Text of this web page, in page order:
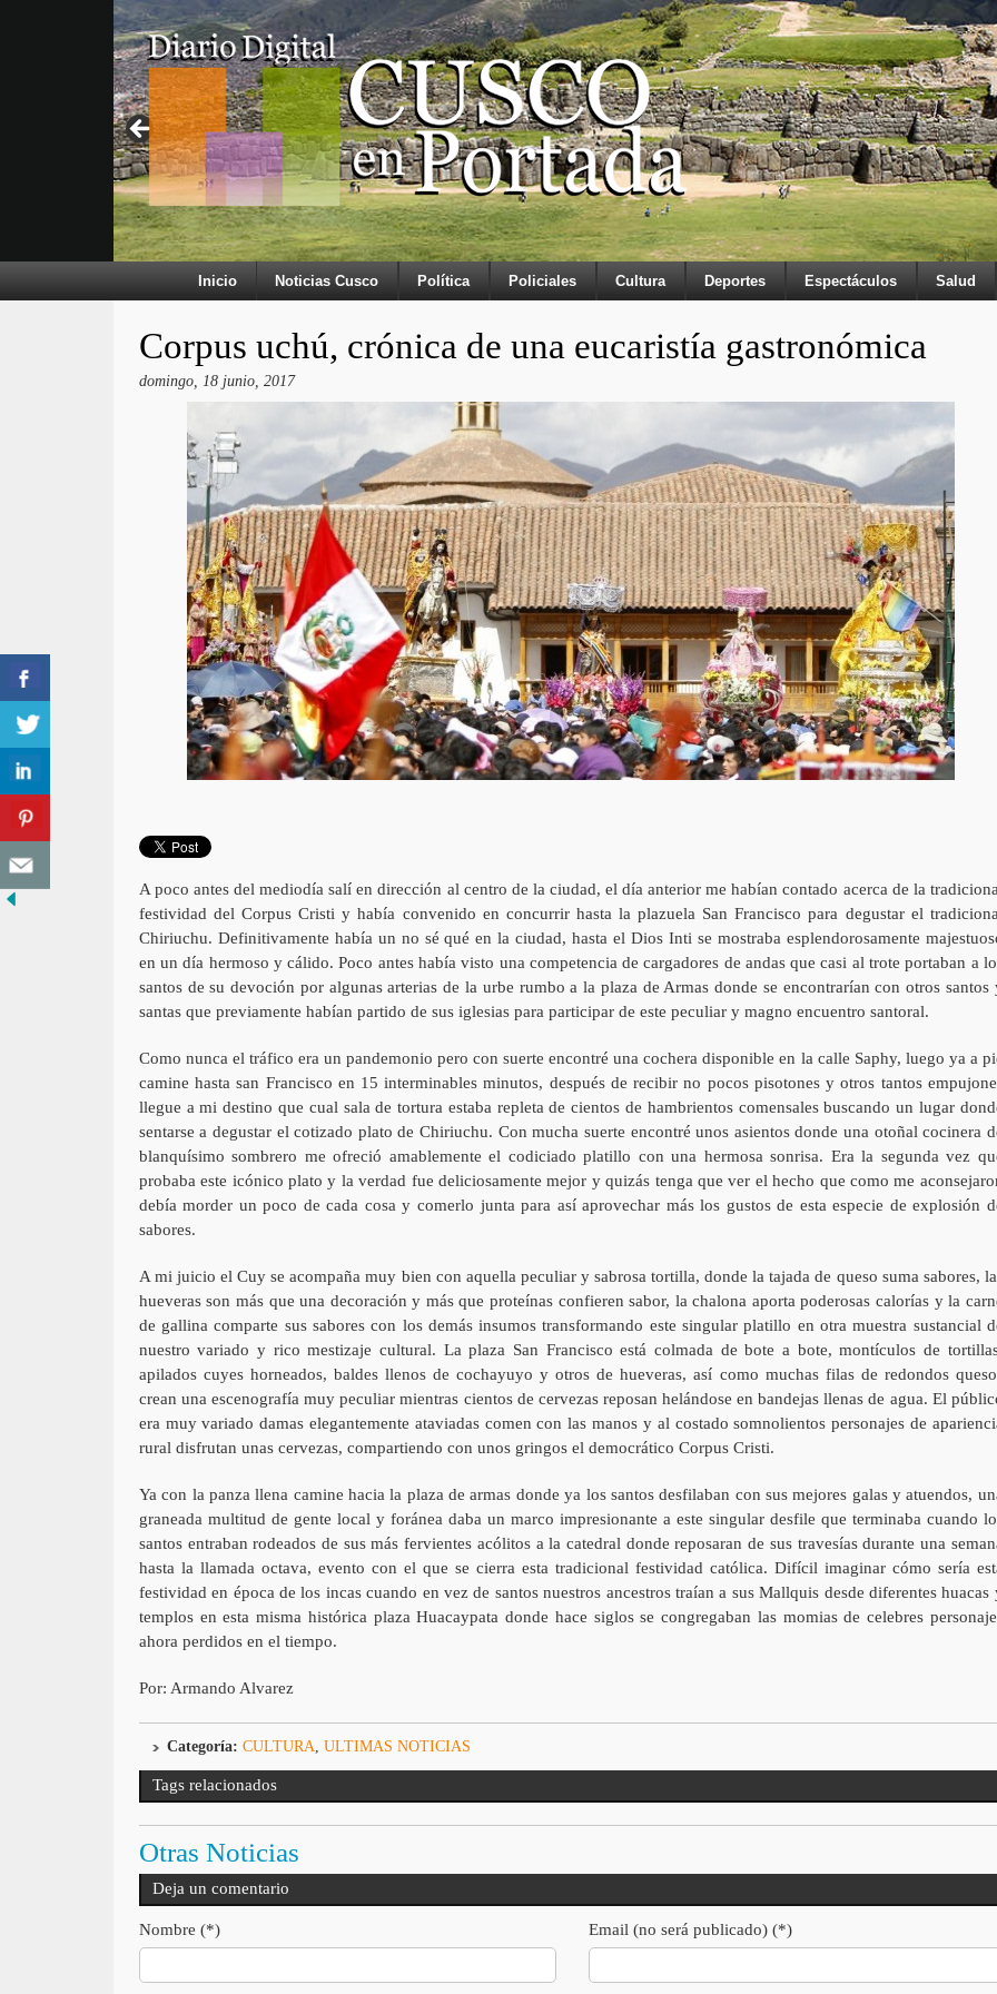
Inicio Noticias Cusco Política Policiales Cultura Deportes Espectáculos Salud
Corpus uchú, crónica de una eucaristía gastronómica
domingo, 18 junio, 2017
A poco antes del mediodía salí en dirección al centro de la ciudad, el día anterior me habían contado acerca de la
festividad del Corpus Cristi y había convenido en concurrir hasta la plazuela San Francisco para degustar el
Chiriuchu. Definitivamente había un no sé qué en la ciudad, hasta el Dios Inti se mostraba esplendorosamente
en un día hermoso y cálido. Poco antes había visto una competencia de cargadores de andas que casi al trote portaban a
santos de su devoción por algunas arterias de la urbe rumbo a la plaza de Armas donde se encontrarían con otros santos
santas que previamente habían partido de sus iglesias para participar de este peculiar y magno encuentro santoral.
Como nunca el tráfico era un pandemonio pero con suerte encontré una cochera disponible en la calle Saphy, luego ya a
camine hasta san Francisco en 15 interminables minutos, después de recibir no pocos pisotones y otros tantos
llegue a mi destino que cual sala de tortura estaba repleta de cientos de hambrientos comensales buscando un lugar
sentarse a degustar el cotizado plato de Chiriuchu. Con mucha suerte encontré unos asientos donde una otoñal cocinera
blanquísimo sombrero me ofreció amablemente el codiciado platillo con una hermosa sonrisa. Era la segunda vez
probaba este icónico plato y la verdad fue deliciosamente mejor y quizás tenga que ver el hecho que como me
debía morder un poco de cada cosa y comerlo junta para así aprovechar más los gustos de esta especie de explosión
sabores.
A mi juicio el Cuy se acompaña muy bien con aquella peculiar y sabrosa tortilla, donde la tajada de queso suma sabores,
hueveras son más que una decoración y más que proteínas confieren sabor, la chalona aporta poderosas calorías y la
de gallina comparte sus sabores con los demás insumos transformando este singular platillo en otra muestra sustancial
nuestro variado y rico mestizaje cultural. La plaza San Francisco está colmada de bote a bote, montículos de
apilados cuyes horneados, baldes llenos de cochayuyo y otros de hueveras, así como muchas filas de redondos
crean una escenografía muy peculiar mientras cientos de cervezas reposan helándose en bandejas llenas de agua. El
era muy variado damas elegantemente ataviadas comen con las manos y al costado somnolientos personajes de
rural disfrutan unas cervezas, compartiendo con unos gringos el democrático Corpus Cristi.
Ya con la panza llena camine hacia la plaza de armas donde ya los santos desfilaban con sus mejores galas y atuendos,
graneada multitud de gente local y foránea daba un marco impresionante a este singular desfile que terminaba cuando
santos entraban rodeados de sus más fervientes acólitos a la catedral donde reposaran de sus travesías durante una
hasta la llamada octava, evento con el que se cierra esta tradicional festividad católica. Difícil imaginar cómo sería
festividad en época de los incas cuando en vez de santos nuestros ancestros traían a sus Mallquis desde diferentes huacas
templos en esta misma histórica plaza Huacaypata donde hace siglos se congregaban las momias de celebres
ahora perdidos en el tiempo.
Por: Armando Alvarez
Categoría: CULTURA ULTIMAS NOTICIAS
Tags relacionados
Otras Noticias
Deja un comentario
Nombre (*) Email (no será publicado) (*)